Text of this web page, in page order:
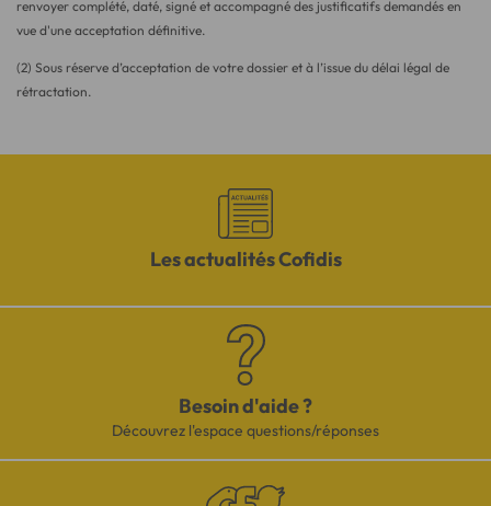
renvoyer complété, daté, signé et accompagné des justificatifs demandés en
vue d'une acceptation définitive.
(2) Sous réserve d’acceptation de votre dossier et à l’issue du délai légal de
rétractation.
Les actualités Cofidis
Besoin d'aide ?
Découvrez l'espace questions/réponses